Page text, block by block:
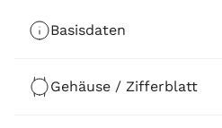
Basisdaten
Gehäuse / Zifferblatt